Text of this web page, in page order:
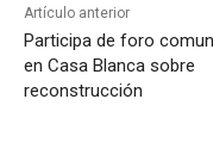
Artículo anterior
Participa de foro
en Casa Blanca sobre
reconstrucción